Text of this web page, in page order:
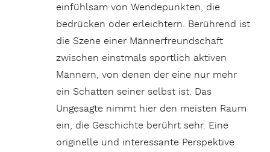
einfühlsam von Wendepunkten, die
bedrücken oder erleichtern. Berührend ist
die Szene einer Männerfreundschaft
zwischen einstmals sportlich aktiven
Männern, von denen der eine nur mehr
ein Schatten seiner selbst ist. Das
Ungesagte nimmt hier den meisten Raum
ein, die Geschichte berührt sehr. Eine
originelle und interessante Perspektive